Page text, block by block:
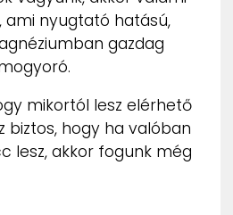
nyugtató hatású,
gazdag
mikortól lesz elérhető
biztos, hogy ha valóban
lesz, akkor fogunk még